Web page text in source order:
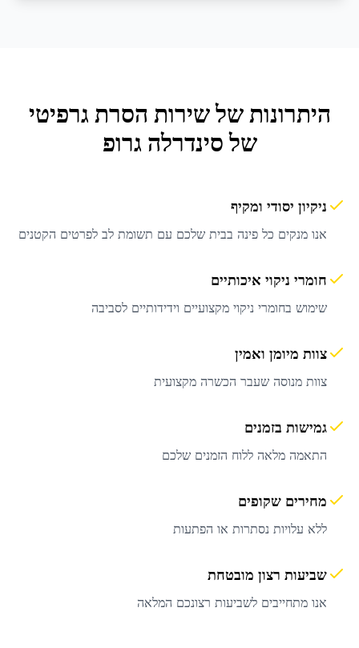
היתרונות של שירות הסרת גרפיטי
של סינדרלה גרופ
ניקיון יסודי ומקיף
אנו מנקים כל פינה בבית שלכם עם תשומת לב לפרטים הקטנים
חומרי ניקוי איכותיים
שימוש בחומרי ניקוי מקצועיים וידידותיים לסביבה
צוות מיומן ואמין
צוות מנוסה שעבר הכשרה מקצועית
גמישות בזמנים
התאמה מלאה ללוח הזמנים שלכם
מחירים שקופים
ללא עלויות נסתרות או הפתעות
שביעות רצון מובטחת
אנו מתחייבים לשביעות רצונכם המלאה